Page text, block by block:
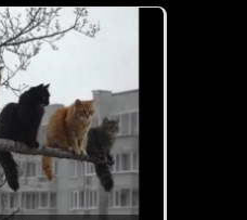
erwachen auch die